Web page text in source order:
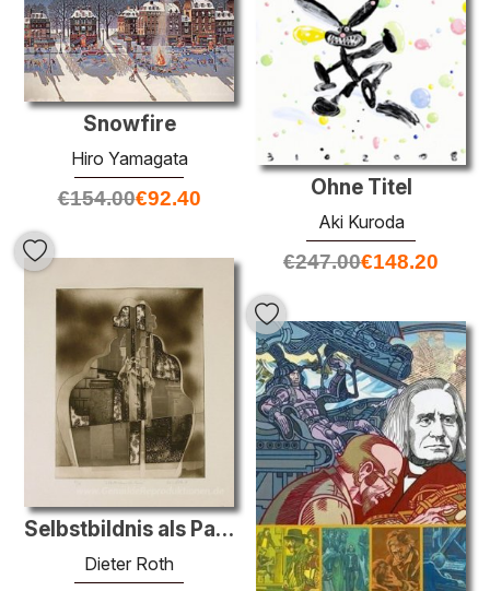
Ohne Titel
Aki Kuroda
€247.00€148.20
Snowfire
Hiro Yamagata
€154.00€92.40
Selbstbildnis als Pariser (Selbstporträt als Paris)
Dieter Roth